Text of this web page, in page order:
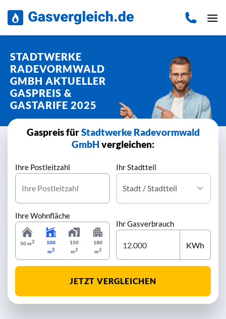
Inhalt
STADTWERKE
RADEVORMWALD
GMBH AKTUELLER
GASPREIS &
GASTARIFE 2025
Gaspreis fürStadtwerke Radevormwald
GmbHvergleichen:
Ihre Postleitzahl Ihr Stadtteil
Ihre Wohnfläche
50 m2
100
m2
150
m2
180
m2
Ihr Gasverbrauch
KWh
JETZT VERGLEICHEN